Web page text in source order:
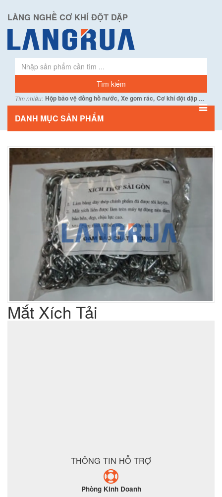
LÀNG NGHỀ CƠ KHÍ ĐỘT DẬP
Tìm nhiều: Hộp bảo vệ đồng hồ nước, Xe gom rác, Cơ khí đột dập...
DANH MỤC SẢN PHẨM
Mắt Xích Tải
THÔNG TIN HỖ TRỢ
Phòng Kinh Doanh